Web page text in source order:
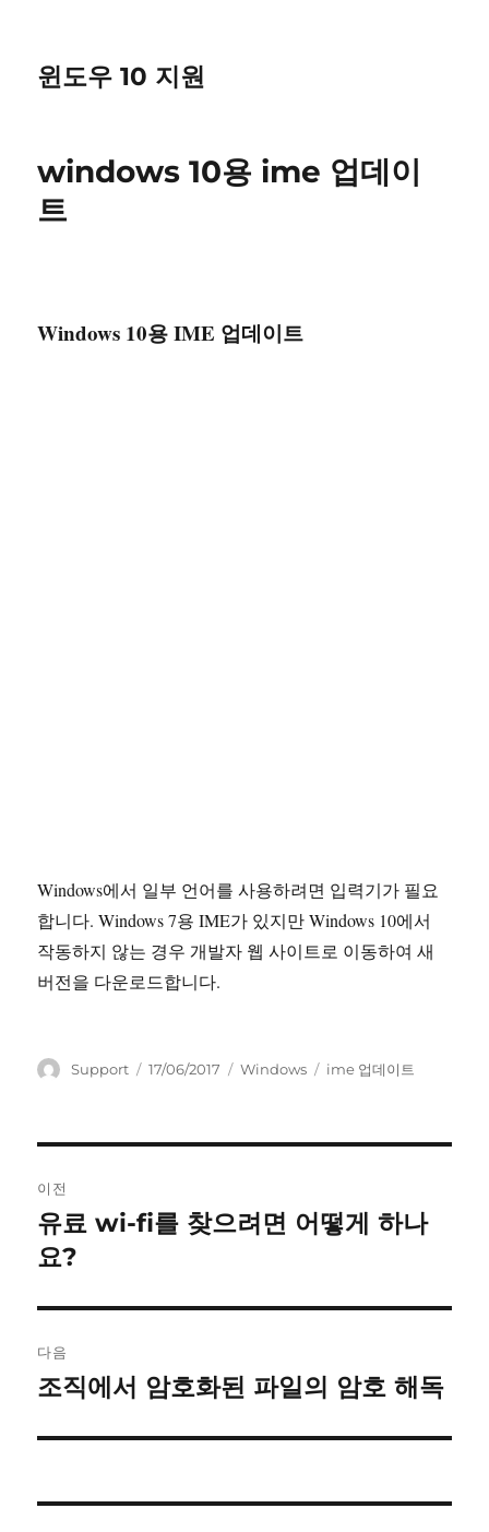
윈도우 10 지원
windows 10용 ime 업데이
트
Windows 10용 IME 업데이트
Windows에서 일부 언어를 사용하려면 입력기가 필요
합니다. Windows 7용 IME가 있지만 Windows 10에서
작동하지 않는 경우 개발자 웹 사이트로 이동하여 새
버전을 다운로드합니다.
글
Support
작
17/06/2017
카
Windows
태
ime 업데이트
내
비
게
이
션
이전
이
전
유료 wi-fi를 찾으려면 어떻게 하나
요?
다음
다
글:
조직에서 암호화된 파일의 암호 해독